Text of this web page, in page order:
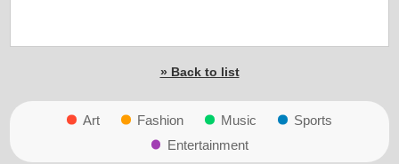
» Back to list
Art Fashion Music
Sports
Entertainment